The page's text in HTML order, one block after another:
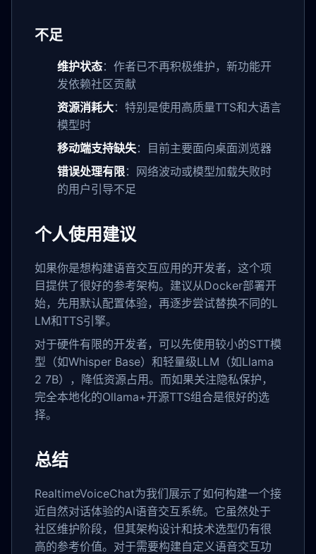
不足
维护状态：作者已不再积极维护，新功能开
发依赖社区贡献
资源消耗大：特别是使用高质量TTS和大语言
模型时
移动端支持缺失：目前主要面向桌面浏览器
错误处理有限：网络波动或模型加载失败时
的用户引导不足
个人使用建议
如果你是想构建语音交互应用的开发者，这个项
目提供了很好的参考架构。建议从Docker部署开
始，先用默认配置体验，再逐步尝试替换不同的L
LM和TTS引擎。
对于硬件有限的开发者，可以先使用较小的STT模
型（如Whisper Base）和轻量级LLM（如Llama
2 7B），降低资源占用。而如果关注隐私保护，
完全本地化的Ollama+开源TTS组合是很好的选
择。
总结
RealtimeVoiceChat为我们展示了如何构建一个接
近自然对话体验的AI语音交互系统。它虽然处于
社区维护阶段，但其架构设计和技术选型仍有很
高的参考价值。对于需要构建自定义语音交互功